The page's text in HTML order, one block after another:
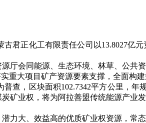
正化工有限责任公司以13.8027亿
会同能源、生态环境、林草、公共
重大项目矿产资源要素支撑，全面构
，区块面积102.7342平方公里，年
矿业权，将为阿拉善盟传统能源产业
大、效益高的优质矿业权资源，常